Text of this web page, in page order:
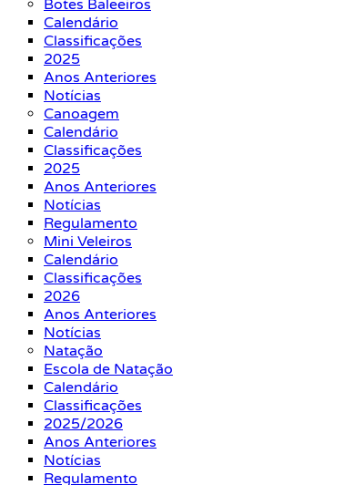
Botes Baleeiros
Calendário
Classificações
2025
Anos Anteriores
Notícias
Canoagem
Calendário
Classificações
2025
Anos Anteriores
Notícias
Regulamento
Mini Veleiros
Calendário
Classificações
2026
Anos Anteriores
Notícias
Natação
Escola de Natação
Calendário
Classificações
2025/2026
Anos Anteriores
Notícias
Regulamento